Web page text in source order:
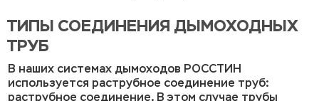
ТИПЫ СОЕДИНЕНИЯ ДЫМОХОДНЫХ
ТРУБ
В наших системах дымоходов РОССТИН
используется раструбное соединение труб:
раструбное соединение. В этом случае трубы